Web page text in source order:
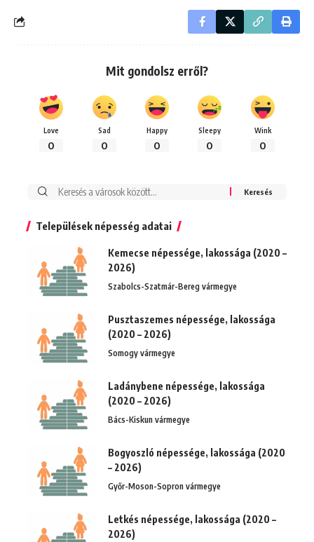
Mit gondolsz erről?
Love
0
Sad
0
Happy
0
Sleepy
0
Wink
0
Keresés:
Települések népesség adatai
Kemecse népessége, lakossága (2020 –
2026)
Szabolcs-Szatmár-Bereg vármegye
Pusztaszemes népessége, lakossága
(2020 – 2026)
Somogy vármegye
Ladánybene népessége, lakossága
(2020 – 2026)
Bács-Kiskun vármegye
Bogyoszló népessége, lakossága (2020
– 2026)
Győr-Moson-Sopron vármegye
Letkés népessége, lakossága (2020 –
2026)